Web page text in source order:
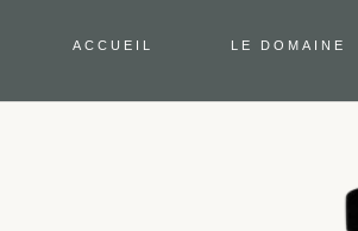
ACCUEIL LE DOMAINE